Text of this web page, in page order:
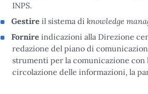
INPS.
Gestire il sistema di knowledge
Fornire indicazioni alla Direzione
redazione del piano di
strumenti per la comunicazione con
circolazione delle informazioni, la